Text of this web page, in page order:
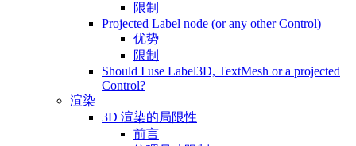
限制
Projected Label node (or any other Control)
优势
限制
Should I use Label3D, TextMesh or a projected
Control?
渲染
3D 渲染的局限性
前言